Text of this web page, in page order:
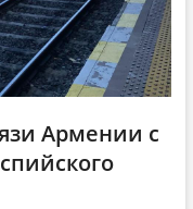
Армении с